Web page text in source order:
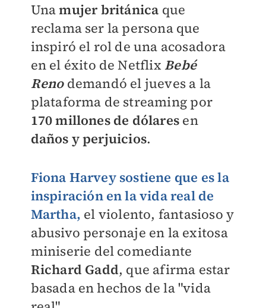
Unamujer británica que
reclama ser la persona que
inspiró el rol de una acosadora
en el éxito de Netflix Bebé
Renodemandó el jueves a la
plataforma de streaming por
170 millones de dólares en
daños y perjuicios.
Fiona Harvey sostiene que es la
inspiración en la vida real de
Martha, el violento, fantasioso y
abusivo personaje en la exitosa
miniserie del comediante
Richard Gadd, que afirma estar
basada en hechos de la "vida